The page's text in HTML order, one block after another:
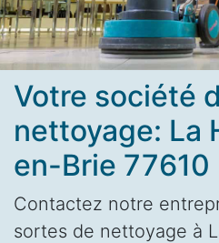
Votre société
nettoyage: La
en-Brie 77610
Contactez notre
sortes de nettoyage à